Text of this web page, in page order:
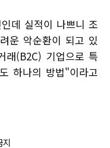
데 실적이 나쁘니 조
운 악순환이 되고 있
래(B2C) 기업으로 특
하나의 방법"이라고
지